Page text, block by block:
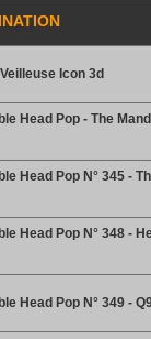
Icon 3d
Head Pop - The
Head Pop N° 345 -
Head Pop N° 348 -
Head Pop N° 349 -